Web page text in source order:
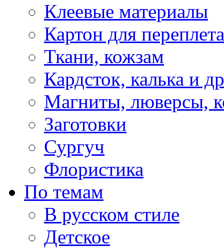
Клеевые материалы
Картон для переплета
Ткани, кожзам
Кардсток, калька и
Магниты, люверсы,
Заготовки
Сургуч
Флористика
По темам
В русском стиле
Детское